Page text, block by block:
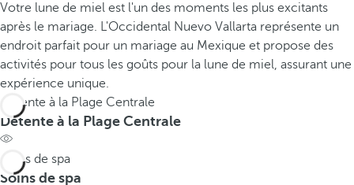
Votre lune de miel est l'un des moments les plus excitants
après le mariage. L'Occidental Nuevo Vallarta représente un
endroit parfait pour un mariage au Mexique et propose des
activités pour tous les goûts pour la lune de miel, assurant une
expérience unique.
Détente à la Plage Centrale
Détente à la Plage Centrale
Soins de spa
Soins de spa